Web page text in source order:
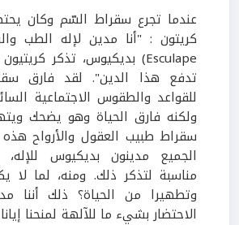
عندما تجرع سقراط السّم وكان
كريتون : "أنا مدين لإله الطب
Esculape) بديكيوس، تذكر
تدفع هذا الدين". لقد فارق
للقواعد والطقوس الاجتماعية
ولكنه فارق الحياة وهو يضحك
سقراط طبيب العقول والأرواح هذه
الجميع مدينون بديكيوس للإله،
مناسبة لتذكر ذلك. ومنه، لما لا
وتطهيرا من الحياة؟ ذلك أننا
الاحتضار بشيء ما للآلهة لمنحنا